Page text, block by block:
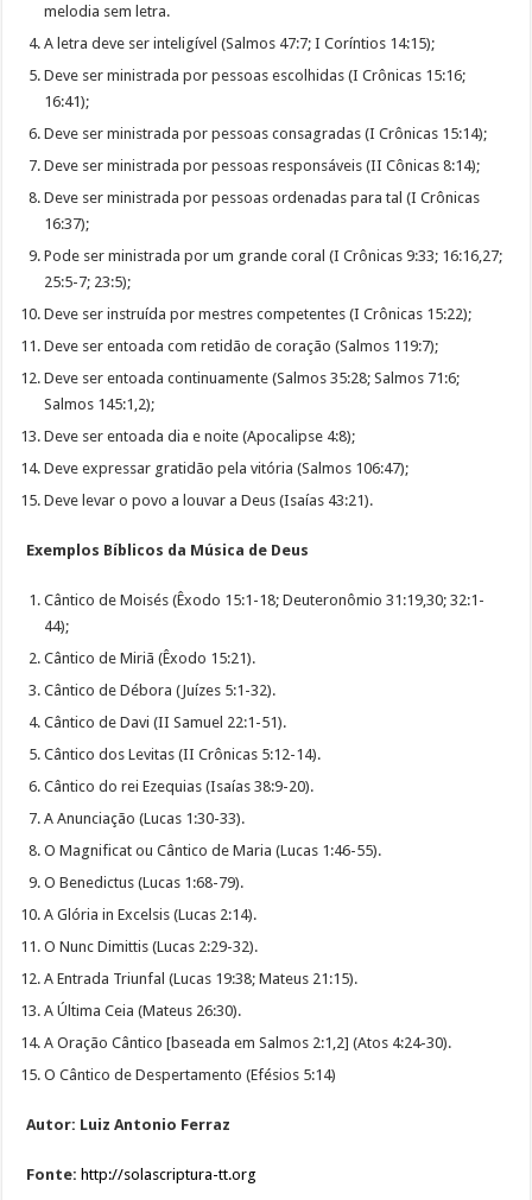
melodia sem letra.
A letra deve ser inteligível (Salmos 47:7; I Coríntios 14:15);
Deve ser ministrada por pessoas escolhidas (I Crônicas 15:16;
16:41);
Deve ser ministrada por pessoas consagradas (I Crônicas 15:14);
Deve ser ministrada por pessoas responsáveis (II Cônicas 8:14);
Deve ser ministrada por pessoas ordenadas para tal (I Crônicas
16:37);
Pode ser ministrada por um grande coral (I Crônicas 9:33; 16:16,27;
25:5-7; 23:5);
Deve ser instruída por mestres competentes (I Crônicas 15:22);
Deve ser entoada com retidão de coração (Salmos 119:7);
Deve ser entoada continuamente (Salmos 35:28; Salmos 71:6;
Salmos 145:1,2);
Deve ser entoada dia e noite (Apocalipse 4:8);
Deve expressar gratidão pela vitória (Salmos 106:47);
Deve levar o povo a louvar a Deus (Isaías 43:21).
Exemplos Bíblicos da Música de Deus
Cântico de Moisés (Êxodo 15:1-18; Deuteronômio 31:19,30; 32:1-
44);
Cântico de Miriã (Êxodo 15:21).
Cântico de Débora (Juízes 5:1-32).
Cântico de Davi (II Samuel 22:1-51).
Cântico dos Levitas (II Crônicas 5:12-14).
Cântico do rei Ezequias (Isaías 38:9-20).
A Anunciação (Lucas 1:30-33).
O Magnificat ou Cântico de Maria (Lucas 1:46-55).
O Benedictus (Lucas 1:68-79).
A Glória in Excelsis (Lucas 2:14).
O Nunc Dimittis (Lucas 2:29-32).
A Entrada Triunfal (Lucas 19:38; Mateus 21:15).
A Última Ceia (Mateus 26:30).
A Oração Cântico [baseada em Salmos 2:1,2] (Atos 4:24-30).
O Cântico de Despertamento (Efésios 5:14)
Autor: Luiz Antonio Ferraz
Fonte: http://solascriptura-tt.org